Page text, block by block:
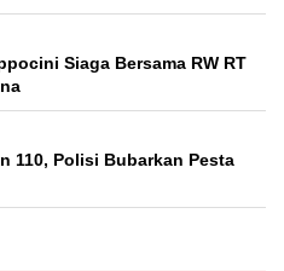
Siaga Bersama RW RT
110, Polisi Bubarkan Pesta